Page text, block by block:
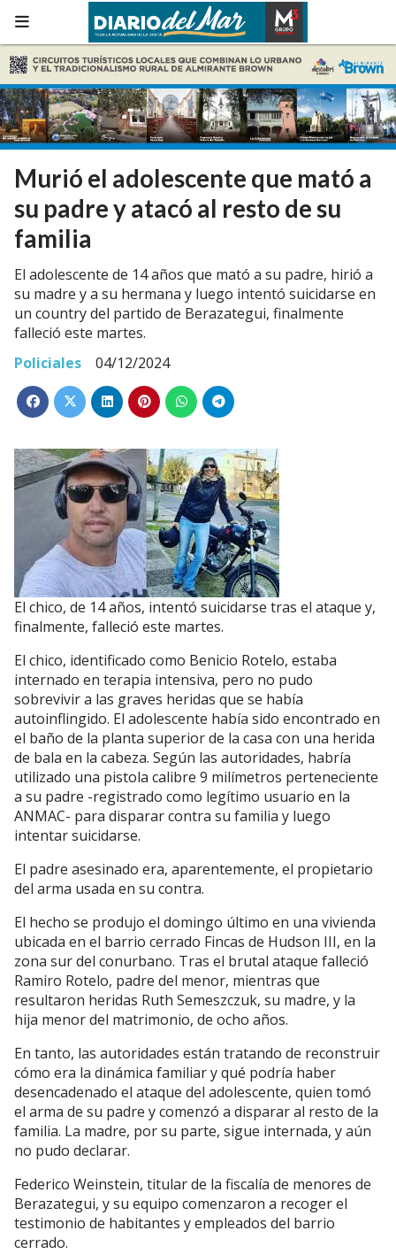
Murió el adolescente que mató a
su padre y atacó al resto de su
familia
El adolescente de 14 años que mató a su padre, hirió a
su madre y a su hermana y luego intentó suicidarse en
un country del partido de Berazategui, finalmente
falleció este martes.
Policiales
04/12/2024
El chico, de 14 años, intentó suicidarse tras el ataque y,
finalmente, falleció este martes.
El chico, identificado como Benicio Rotelo, estaba
internado en terapia intensiva, pero no pudo
sobrevivir a las graves heridas que se había
autoinflingido. El adolescente había sido encontrado en
el baño de la planta superior de la casa con una herida
de bala en la cabeza. Según las autoridades, habría
utilizado una pistola calibre 9 milímetros perteneciente
a su padre -registrado como legítimo usuario en la
ANMAC- para disparar contra su familia y luego
intentar suicidarse.
El padre asesinado era, aparentemente, el propietario
del arma usada en su contra.
El hecho se produjo el domingo último en una vivienda
ubicada en el barrio cerrado Fincas de Hudson III, en la
zona sur del conurbano. Tras el brutal ataque falleció
Ramiro Rotelo, padre del menor, mientras que
resultaron heridas Ruth Semeszczuk, su madre, y la
hija menor del matrimonio, de ocho años.
En tanto, las autoridades están tratando de reconstruir
cómo era la dinámica familiar y qué podría haber
desencadenado el ataque del adolescente, quien tomó
el arma de su padre y comenzó a disparar al resto de la
familia. La madre, por su parte, sigue internada, y aún
no pudo declarar.
Federico Weinstein, titular de la fiscalía de menores de
Berazategui, y su equipo comenzaron a recoger el
testimonio de habitantes y empleados del barrio
cerrado.